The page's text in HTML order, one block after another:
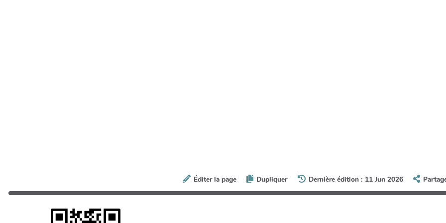
Éditer la page Dupliquer Dernière édition : 11 Jun 2026